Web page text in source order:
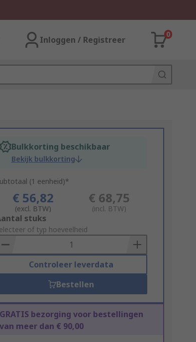
Inloggen / Registreer
0
Bulkkorting beschikbaar
Bekijk bulkkorting
(1 eenheid)*
€ 56,82
(excl. BTW)
€ 68,75
(incl. BTW)
Basket
stuks
of typ hoeveelheid
Controleer leverdata
Bestellen
GRATIS bezorging voor bestellingen
van meer dan € 90,00